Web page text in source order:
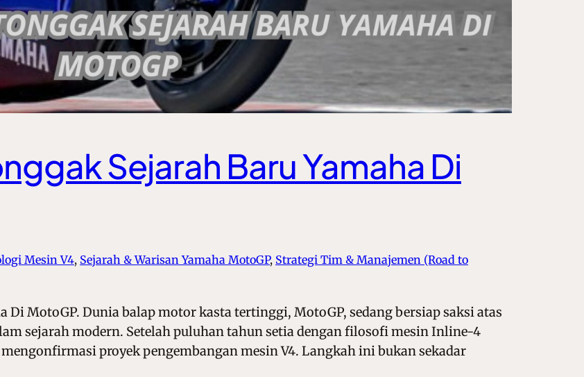
Sejarah Baru Yamaha Di
Mesin V4, Sejarah & Warisan Yamaha MotoGP, Strategi Tim & Manajemen (Road to
Di MotoGP. Dunia balap motor kasta tertinggi, MotoGP, sedang bersiap saksi atas
sejarah modern. Setelah puluhan tahun setia dengan filosofi mesin Inline-4
proyek pengembangan mesin V4. Langkah ini bukan sekadar